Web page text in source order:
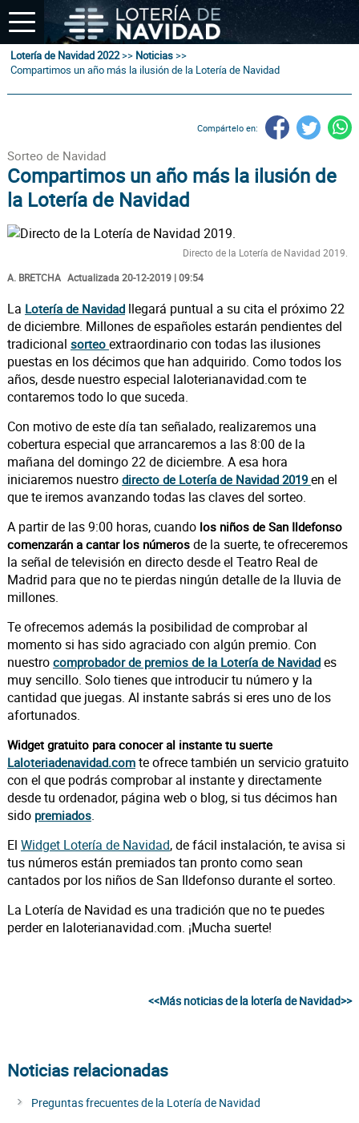
Lotería de Navidad 2022>> Noticias>>
Compartimos un año más la ilusión de la Lotería de Navidad
Compártelo en:
Sorteo de Navidad
Compartimos un año más la ilusión de
la Lotería de Navidad
Directo de la Lotería de Navidad 2019.
A. BRETCHA Actualizada 20-12-2019 | 09:54
La Lotería de Navidadllegará puntual a su cita el próximo 22
de diciembre. Millones de españoles estarán pendientes del
tradicional sorteo extraordinario con todas las ilusiones
puestas en los décimos que han adquirido. Como todos los
años, desde nuestro especial laloterianavidad.com te
contaremos todo lo que suceda.
Con motivo de este día tan señalado, realizaremos una
cobertura especial que arrancaremos a las 8:00 de la
mañana del domingo 22 de diciembre. A esa hora
iniciaremos nuestro directo de Lotería de Navidad 2019 en el
que te iremos avanzando todas las claves del sorteo.
A partir de las 9:00 horas, cuando los niños de San Ildefonso
comenzarán a cantar los númerosde la suerte, te ofreceremos
la señal de televisión en directo desde el Teatro Real de
Madrid para que no te pierdas ningún detalle de la lluvia de
millones.
Te ofrecemos además la posibilidad de comprobar al
momento si has sido agraciado con algún premio. Con
nuestro comprobador de premios de la Lotería de Navidades
muy sencillo. Solo tienes que introducir tu número y la
cantidad que juegas. Al instante sabrás si eres uno de los
afortunados.
Widget gratuito para conocer al instante tu suerte
Laloteriadenavidad.comte ofrece también un servicio gratuito
con el que podrás comprobar al instante y directamente
desde tu ordenador, página web o blog, si tus décimos han
sido premiados.
El Widget Lotería de Navidad, de fácil instalación, te avisa si
tus números están premiados tan pronto como sean
cantados por los niños de San Ildefonso durante el sorteo.
La Lotería de Navidad es una tradición que no te puedes
perder en laloterianavidad.com. ¡Mucha suerte!
<<Más noticias de la lotería de Navidad>>
Noticias relacionadas
Preguntas frecuentes de la Lotería de Navidad